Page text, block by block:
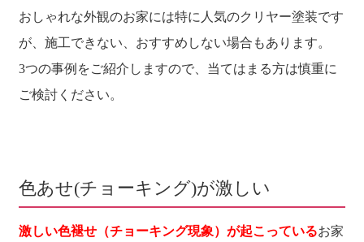
おしゃれな外観のお家には特に人気のクリヤー塗装です
が、施工できない、おすすめしない場合もあります。
3つの事例をご紹介しますので、当てはまる方は慎重に
ご検討ください。
色あせ(チョーキング)が激しい
激しい色褪せ（チョーキング現象）が起こっているお家